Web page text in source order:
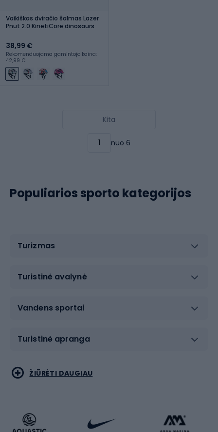
Vaikiškas dviračio šalmas Lazer
Pnut 2.0 KinetiCore dinosaurs
38,99 €
Rekomenduojama gamintojo kaina:
42,99 €
Kita
nuo 6
Populiarios sporto kategorijos
Turizmas
Turistinė avalynė
Vandens sportai
Turistinė apranga
Bėgimas
Koviniai sportai
ŽIŪRĖTI DAUGIAU